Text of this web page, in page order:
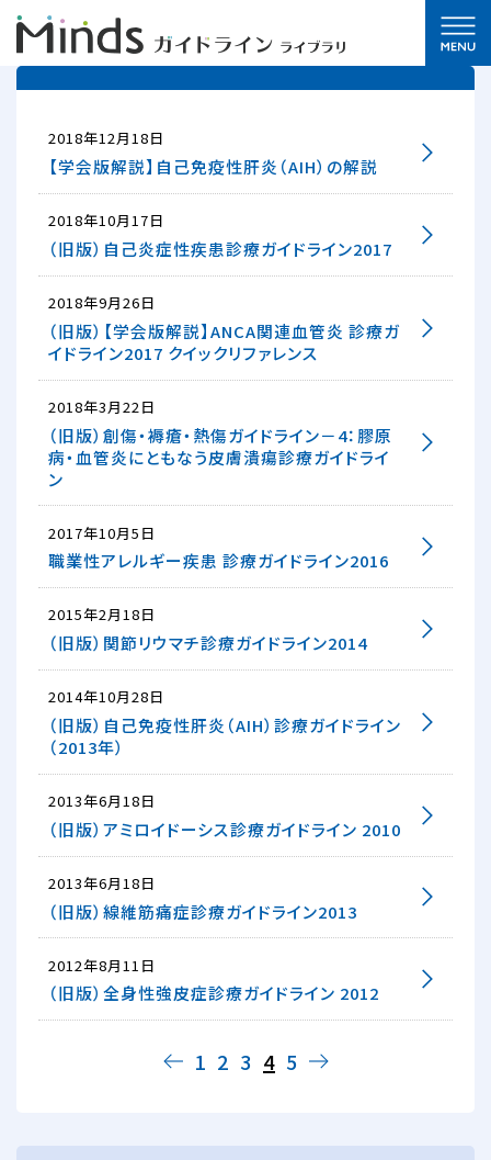
2018年12月18日
【学会版解説】自己免疫性肝炎（AIH）の解説
2018年10月17日
（旧版）自己炎症性疾患診療ガイドライン2017
2018年9月26日
（旧版）【学会版解説】ANCA関連血管炎 診療ガ
イドライン2017 クイックリファレンス
2018年3月22日
（旧版）創傷・褥瘡・熱傷ガイドライン－4：膠原
病・血管炎にともなう皮膚潰瘍診療ガイドライ
ン
2017年10月5日
職業性アレルギー疾患 診療ガイドライン2016
2015年2月18日
（旧版）関節リウマチ診療ガイドライン2014
2014年10月28日
（旧版）自己免疫性肝炎（AIH）診療ガイドライン
（2013年）
2013年6月18日
（旧版）アミロイドーシス診療ガイドライン 2010
2013年6月18日
（旧版）線維筋痛症診療ガイドライン2013
2012年8月11日
（旧版）全身性強皮症診療ガイドライン 2012
1 2 3 4 5